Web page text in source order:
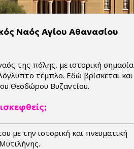
Ναός Αγίου Αθανασίου
της πόλης, με ιστορική σημασία
τέμπλο. Εδώ βρίσκεται και
Θεοδώρου Βυζαντίου.
με την ιστορική και πνευματική